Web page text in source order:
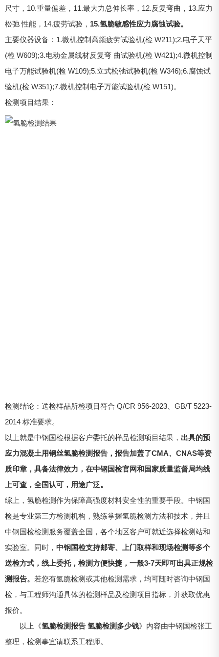
尺寸，10.重量偏差，11.最大力总伸长率，12.反复弯曲，13.应力
松弛 性能，14.疲劳试验， 15.氢脆敏感性应力腐蚀试验。
主要仪器设备：1.微机控制高频疲劳试验机(检 W211);2.电子天平
(检 W609);3.电动金属线材反复弯 曲试验机(检 W421);4.微机控制
电子万能试验机(检 W109);5.立式松弛试验机(检 W346);6.腐蚀试
验机(检 W351);7.微机控制电子万能试验机(检 W151)。
检测项目结果：
检测结论：送检样品所检项目符合 Q/CR 956-2023、GB/T 5223-
2014 标准要求。
以上就是中钢国检根据客户委托的样品检测项目结果， 出具的预
应力混凝土用钢丝氢脆检测报告，报告加盖了CMA、CNAS等资
质印章，具备法律效力，在中钢国检官网和国家质量监督局均线
上可查，全国认可，用途广泛。
综上，氢脆检测作为保障高强度材料安全性的重要手段。中钢国
检是专业第三方检测机构，熟练掌握氢脆检测方法和技术，并且
中钢国检检测服务覆盖全国，各个地区客户可就近选择检测站和
实验室。同时， 中钢国检支持邮寄、上门取样和现场检测等多个
送检方式，线上委托，检测方便快捷，一般3-7天即可出具正规检
测报告。 若您有氢脆检测或其他检测需求，均可随时咨询中钢国
检，与工程师沟通具体的检测样品及检测项目指标，并获取优惠
报价。
以上《氢脆检测报告 氢脆检测多少钱》内容由中钢国检张工
整理，检测事宜请联系工程师。